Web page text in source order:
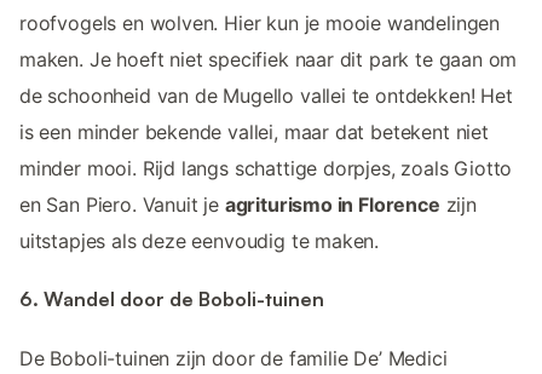
roofvogels en wolven. Hier kun je mooie wandelingen
maken. Je hoeft niet specifiek naar dit park te gaan om
de schoonheid van de Mugello vallei te ontdekken! Het
is een minder bekende vallei, maar dat betekent niet
minder mooi. Rijd langs schattige dorpjes, zoals Giotto
en San Piero. Vanuit je agriturismo in Florence zijn
uitstapjes als deze eenvoudig te maken.
6. Wandel door de Boboli-tuinen
De Boboli-tuinen zijn door de familie De’ Medici